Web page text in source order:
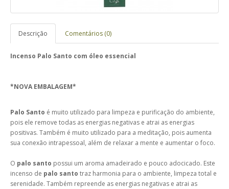
Descrição Comentários (0)
Incenso Palo Santo com óleo essencial
*NOVA EMBALAGEM*
Palo Santo é muito utilizado para limpeza e purificação do ambiente,
pois ele remove todas as energias negativas e atrai as energias
positivas. Também é muito utilizado para a meditação, pois aumenta
sua conexão intrapessoal, além de relaxar a mente e aumentar o foco.
O palo santo possui um aroma amadeirado e pouco adocicado. Este
incenso de palo santo traz harmonia para o ambiente, limpeza total e
serenidade. Também repreende as energias negativas e atrai as